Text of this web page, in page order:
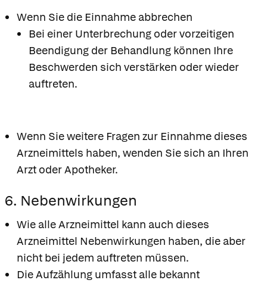
Wenn Sie die Einnahme abbrechen
Bei einer Unterbrechung oder vorzeitigen
Beendigung der Behandlung können Ihre
Beschwerden sich verstärken oder wieder
auftreten.
Wenn Sie weitere Fragen zur Einnahme dieses
Arzneimittels haben, wenden Sie sich an Ihren
Arzt oder Apotheker.
6. Nebenwirkungen
Wie alle Arzneimittel kann auch dieses
Arzneimittel Nebenwirkungen haben, die aber
nicht bei jedem auftreten müssen.
Die Aufzählung umfasst alle bekannt